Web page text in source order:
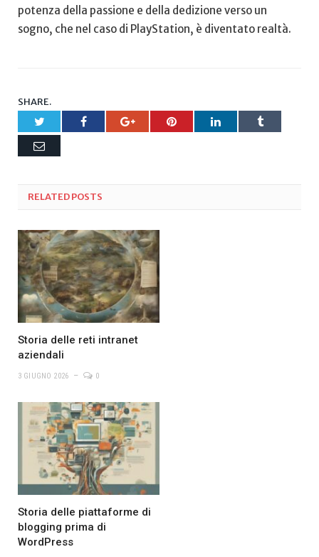
potenza‌ della passione e ⁢della dedizione verso‍ un
sogno, che ‌nel caso ​di‌ PlayStation, è diventato realtà.
SHARE.
Twitter Facebook Google+Pinterest LinkedIn Tumblr
Email
RELATEDPOSTS
Storia delle reti intranet
aziendali
3 GIUGNO 2026 0
Storia delle piattaforme di
blogging prima di
WordPress